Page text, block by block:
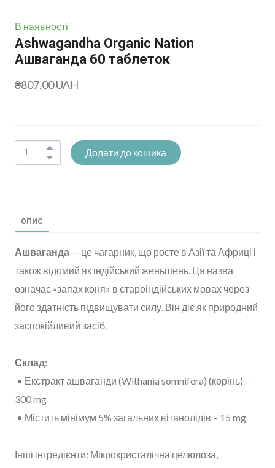
В наявності
Ashwagandha Organic Nation
Ашваганда 60 таблеток
₴807,00 UAH
Додати до кошика
ОПИС
Ашваганда — це чагарник, що росте в Азії та Африці і
також відомий як індійський женьшень. Ця назва
означає «запах коня» в староіндійських мовах через
його здатність підвищувати силу. Він діє як природний
заспокійливий засіб.
Склад:
• Екстракт ашваганди (Withania somnifera) (корінь) –
300 mg
• Містить мінімум 5% загальних вітанолідів – 15 mg
Інші інгредієнти: Мікрокристалічна целюлоза,